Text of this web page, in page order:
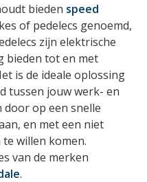
bieden speed
of pedelecs genoemd,
zijn elektrische
bieden tot en met
is de ideale oplossing
tussen jouw werk- en
op een snelle
en met een niet
willen komen.
van de merken
.